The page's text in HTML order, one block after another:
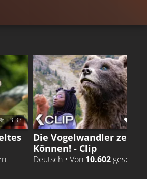
3:33
Die Vogelwandler
Können! - Clip
Deutsch • Von 10.602 gesehen